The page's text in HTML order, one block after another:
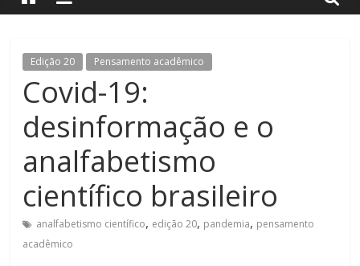
–
Editora
Moderna
Estamos
em
constante
Edição 20 Pensamento acadêmico
Covid-19:
desinformação e o
analfabetismo
científico brasileiro
analfabetismo científico, edição 20, pandemia, pensamento
acadêmico